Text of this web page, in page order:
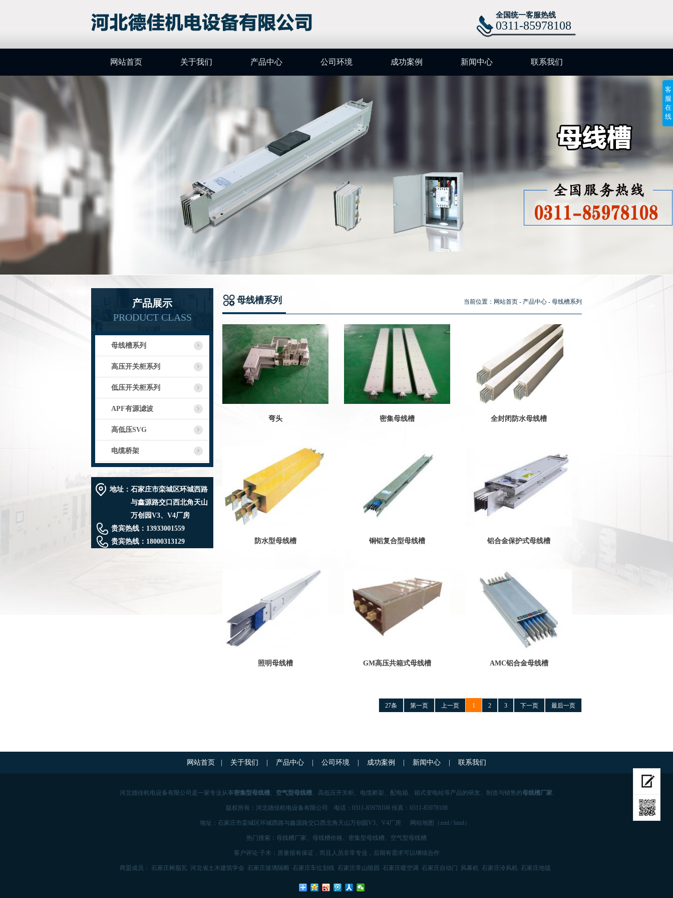
全国统一客服热线
0311-85978108
网站首页 关于我们 产品中心 公司环境 成功案例 新闻中心 联系我们
产品展示
PRODUCT CLASS
母线槽系列
高压开关柜系列
低压开关柜系列
APF有源滤波
高低压SVG
电缆桥架
地址： 石家庄市栾城区环城西路
与鑫源路交口西北角天山
万创园V3、V4厂房
贵宾热线： 13933001559
贵宾热线： 18000313129
母线槽系列 当前位置： 网站首页 - 产品中心 - 母线槽系列
弯头 密集母线槽 全封闭防水母线槽
防水型母线槽 铜铝复合型母线槽 铝合金保护式母线槽
照明母线槽 GM高压共箱式母线槽 AMC铝合金母线槽
27条 第一页 上一页 1 2 3 下一页 最后一页
网站首页 关于我们 产品中心 公司环境 成功案例 新闻中心 联系我们
河北德佳机电设备有限公司是一家专业从事密集型母线槽、 空气型母线槽、高低压开关柜、电缆桥架、配电箱、箱式变电站等产品的研发、制造与销售的母线槽厂家.
版权所有：河北德佳机电设备有限公司 电话：0311-85978108 传真：0311-85978108
地址：石家庄市栾城区环城西路与鑫源路交口西北角天山万创园V3、V4厂房 网站地图（xml / html ）
热门搜索： 母线槽厂家 母线槽价格 密集型母线槽 空气型母线槽
客户评论 子木：质量很有保证，而且人员非常专业，后期有需求可以继续合作
商盟成员： 石家庄树脂瓦 河北省土木建筑学会 石家庄玻璃隔断 石家庄车位划线 石家庄常山陵园 石家庄暖空调 石家庄自动门 风幕机 石家庄冷风机 石家庄地毯
客
服
在
线